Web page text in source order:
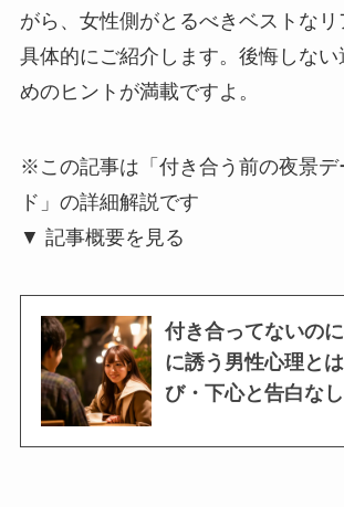
がら、女性側がとるべきベストなリ
具体的にご紹介します。後悔しない
めのヒントが満載ですよ。
※この記事は「付き合う前の夜景デ
ド」の詳細解説です
▼ 記事概要を見る
付き合ってないの
に誘う男性心理と
び・下心と告白な